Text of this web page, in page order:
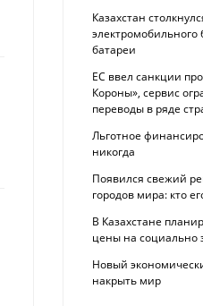
Казахстан
электромобильного
батареи
ЕС ввел санкции
Короны», сервис
переводы в ряде
Льготное
никогда
Появился свежий
городов мира: кто
В Казахстане
цены на социально
Новый
накрыть мир